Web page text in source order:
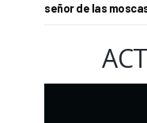
señor de las